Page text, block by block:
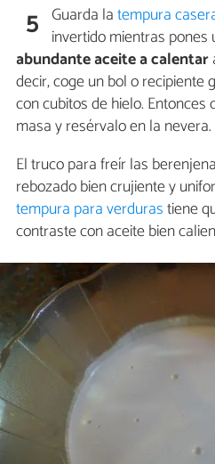
5 Guarda latempura
invertido mientras
abundante aceite a calentar
decir, coge un bol o recipiente
con cubitos de hielo.
masa y resérvalo en la nevera.
El truco para freír las
rebozado bien crujiente y
tempura para verdurastiene
contraste con aceite bien